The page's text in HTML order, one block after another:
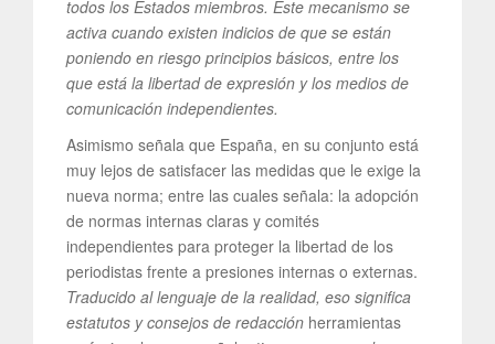
todos los Estados miembros. Este mecanismo se
activa cuando existen indicios de que se están
poniendo en riesgo principios básicos, entre los
que está la libertad de expresión y los medios de
comunicación independientes.
Asimismo señala que España, en su conjunto está
muy lejos de satisfacer las medidas que le exige la
nueva norma; entre las cuales señala: la adopción
de normas internas claras y comités
independientes para proteger la libertad de los
periodistas frente a presiones internas o externas.
Traducido al lenguaje de la realidad, eso significa
estatutos y consejos de redacción herramientas